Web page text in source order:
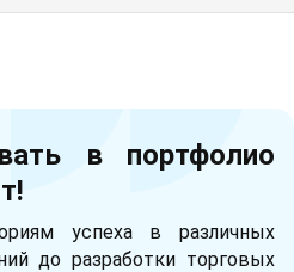
в портфолио
успеха в различных
до разработки торговых